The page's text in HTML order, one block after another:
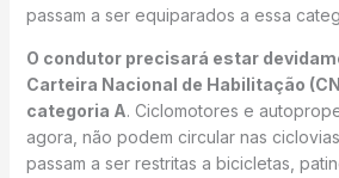
passam a ser equiparados a essa
O condutor precisará estar
Carteira Nacional de Habilitação
categoria A. Ciclomotores e
agora, não podem circular nas
passam a ser restritas a bicicletas,